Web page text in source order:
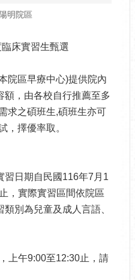
明院區
床實習生甄選
院區早療中心)提供院內
額，由各校自行推薦至多
求之碩班生,碩班生亦可
，擇優率取。
習日期自民國116年7月1
，實際實習區間依院區
別為兒童及成人言語、
上午9:00至12:30止，請